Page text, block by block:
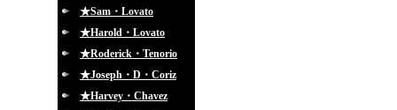
★Sam・Lovato
★Harold・Lovato
★Roderick・Tenorio
★Joseph・D・Coriz
★Harvey・Chavez